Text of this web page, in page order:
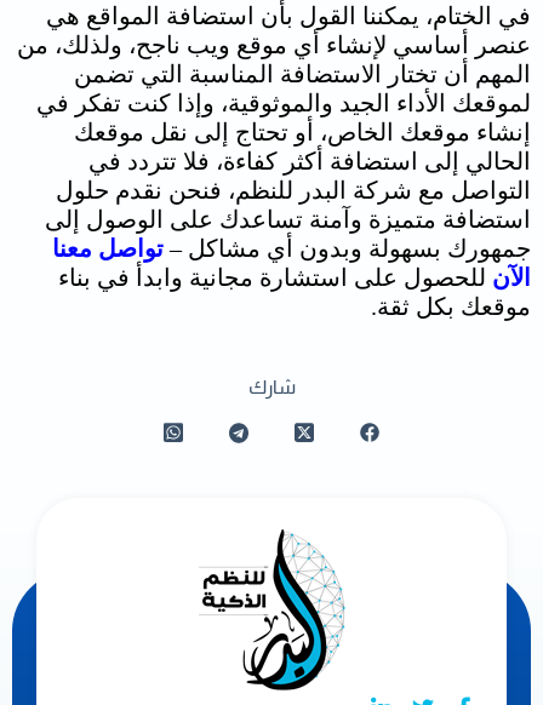
في الختام، يمكننا القول بأن استضافة المواقع هي
عنصر أساسي لإنشاء أي موقع ويب ناجح، ولذلك، من
المهم أن تختار الاستضافة المناسبة التي تضمن
لموقعك الأداء الجيد والموثوقية، و إذا كنت تفكر في
إنشاء موقعك الخاص، أو تحتاج إلى نقل موقعك
الحالي إلى استضافة أكثر كفاءة، فلا تتردد في
التواصل مع شركة البدر للنظم، فنحن نقدم حلول
استضافة متميزة وآمنة تساعدك على الوصول إلى
جمهورك بسهولة وبدون أي مشاكل – تواصل معنا
الآن للحصول على استشارة مجانية وابدأ في بناء
موقعك بكل ثقة.
شارك